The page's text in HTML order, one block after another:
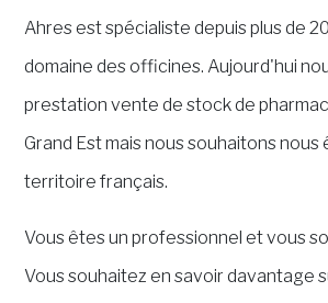
Ahres est spécialiste depuis plus de
domaine des officines. Aujourd'hui
prestation vente de stock de
Grand Est mais nous souhaitons
territoire français.
Vous êtes un professionnel et vous
Vous souhaitez en savoir davantage